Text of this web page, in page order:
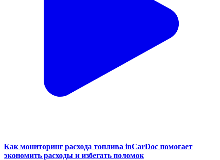
Как мониторинг расхода топлива inCarDoc помогает
экономить расходы и избегать поломок